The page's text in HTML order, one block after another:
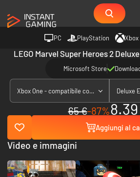
PC PlayStation Xbox
LEGO Marvel Super Heroes 2
Microsoft Store
Xbox One - compatibile con Xbox Series X|S Deluxe
65 €-87%
Aggiungi al
Video e immagini